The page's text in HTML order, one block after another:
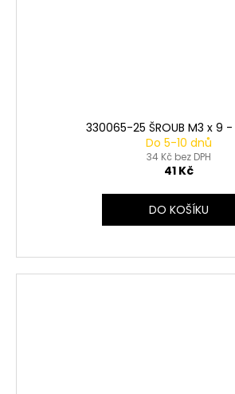
330065-25 ŠROUB M3 x 9 -
Do 5-10 dnů
34 Kč bez DPH
41 Kč
DO KOŠÍKU